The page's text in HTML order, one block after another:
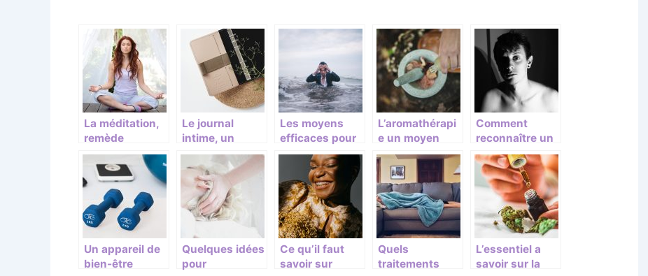
La méditation,
remède
efficace contre
l’anxiété
Le journal
intime, un
moyen de
libérer toutes
ses émotions
négatives
Les moyens
efficaces pour
sortir d’une
dépression
L’aromathérapi
e un moyen
efficace pour
bien dormir
Comment
reconnaître un
état dépressif?
Un appareil de
bien-être
Quelques idées
pour
Ce qu’il faut
savoir sur
Quels
traitements
L’essentiel a
savoir sur la